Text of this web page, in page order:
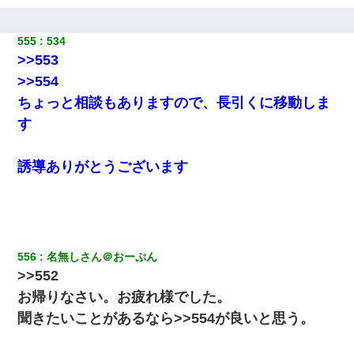
555 534
>>553
>>554
ちょっと相談もありますので、長引くに移動しま
す
誘導ありがとうございます
556 名無しさん＠おーぷん
>>552
お帰りなさい。お疲れ様でした。
聞きたいことがあるなら>>554が良いと思う。